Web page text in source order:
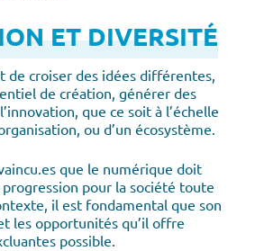
ET DIVERSITÉ
de croiser des idées différentes,
de création, générer des
que ce soit à l’échelle
ou d’un écosystème.
que le numérique doit
pour la société toute
il est fondamental que son
les opportunités qu’il offre
possible.